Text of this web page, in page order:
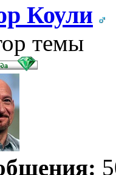
Коули
темы